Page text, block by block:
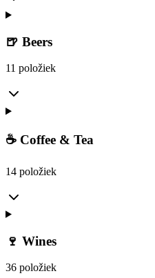
🍺 Beers
11 položiek
☕ Coffee & Tea
14 položiek
🍷 Wines
36 položiek